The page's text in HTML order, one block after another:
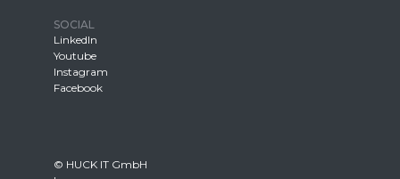
SOCIAL
LinkedIn
Youtube
Instagram
Facebook
© HUCK IT GmbH